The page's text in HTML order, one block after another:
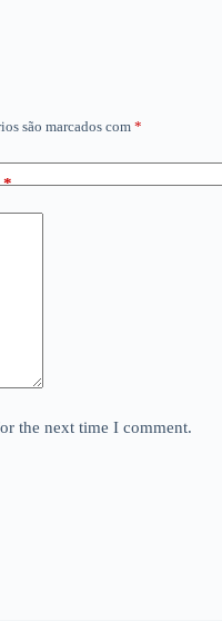
são marcados com *
*
the next time I comment.